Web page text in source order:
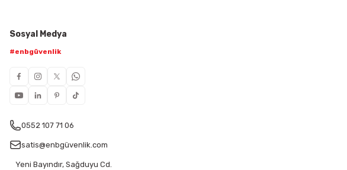
Sosyal Medya
#enbgüvenlik
0552 107 71 06
satis@enbgüvenlik.com
Yeni Bayındır, Sağduyu Cd.